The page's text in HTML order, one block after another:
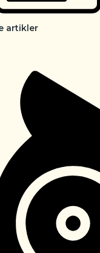
artikler